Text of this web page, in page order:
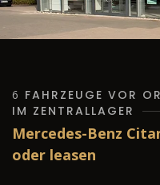
6 FAHRZEUGE VOR
IM ZENTRALLAGER
Mercedes-Benz
oder leasen